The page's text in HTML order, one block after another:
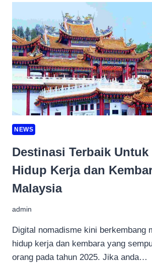
TINGGI:
PILIH
DESTINASI
TAMAN
TEMA
ANDA
NEWS
Destinasi Terbaik Untuk
Hidup Kerja dan
Malaysia
admin
Digital nomadisme kini berkembang
hidup kerja dan kembara yang
orang pada tahun 2025. Jika anda…